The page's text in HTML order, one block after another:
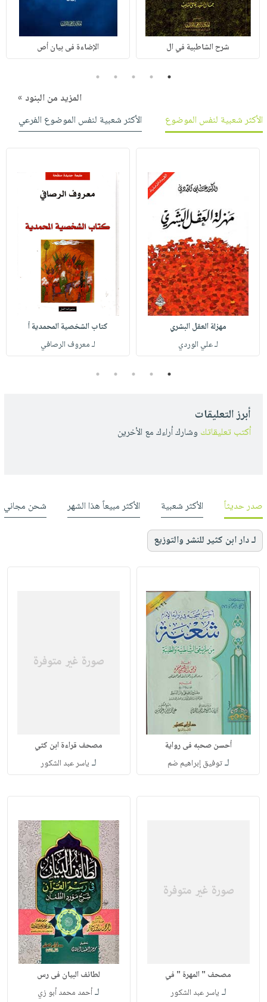
شرح الشاطبية في ال الإضاءة فى بيان أص
1
2
3
4
5
المزيد من البنود »
الأكثر شعبية لنفس الموضوع
الأكثر شعبية لنفس الموضوع الفرعي
مهزلة العقل البشري
لـ علي الوردي
كتاب الشخصية المحمدية أ
لـ معروف الرصافي
1
2
3
4
5
أبرز التعليقات
أكتب تعليقاتك وشارك أراءك مع الأخرين
صدر حديثاً الأكثر شعبية الأكثر مبيعاً هذا الشهر شحن مجاني
لـ دار ابن كثير للنشر والتوزيع
أحسن صحبه فى رواية
لـتوفيق إبراهيم ضم
مصحف قراءة ابن كثي
لـ ياسر عبد الشكور
مصحف " المهرة " في
لـ ياسر عبد الشكور
لطائف البيان فى رس
لـأحمد محمد أبو زي